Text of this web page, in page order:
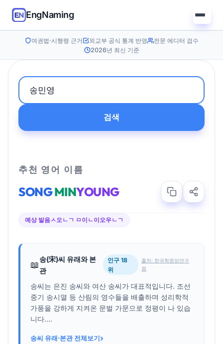
EngNaming
여권법·시행령 근거 외교부 공식 통계 반영
전문 에디터 검수
2026년 최신 기준
검색
추천 영어 이름
SONGMINYOUNG
예상 발음ㅅ오ㄴㄱ ㅁ이ㄴ이오우ㄴㄱ
📖
송(宋)씨 유래와 본
관
인구 18
위
출처: 한국학중앙연구
원
송씨는 은진 송씨와 여산 송씨가 대표적입니다. 조선
중기 송시열 등 산림의 영수들을 배출하며 성리학적
가풍을 강하게 지켜온 문벌 가문으로 정평이 나 있습
니다....
송씨 유래·본관 전체보기›